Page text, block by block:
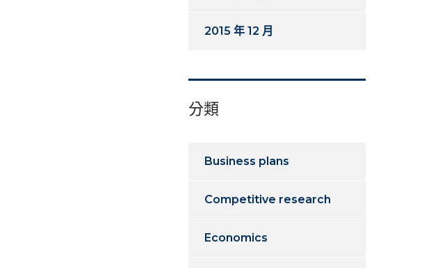
2015 年 12 月
分類
Business plans
Competitive research
Economics